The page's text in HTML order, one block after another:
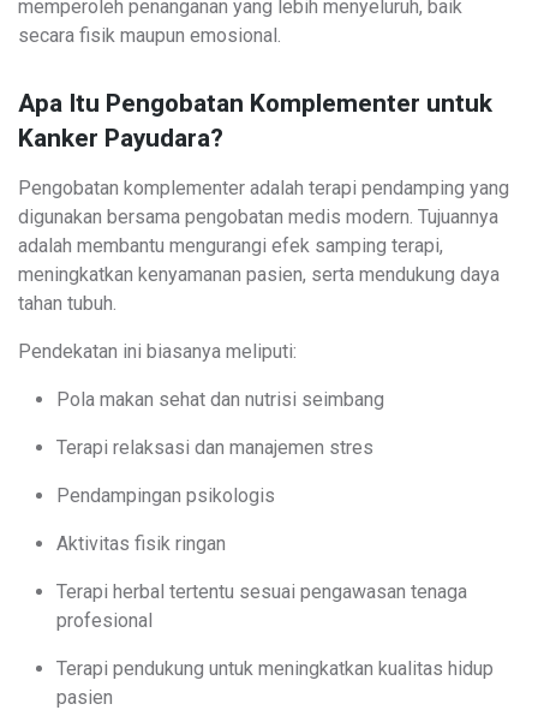
memperoleh penanganan yang lebih menyeluruh, baik
secara fisik maupun emosional.
Apa Itu Pengobatan Komplementer untuk
Kanker Payudara?
Pengobatan komplementer adalah terapi pendamping yang
digunakan bersama pengobatan medis modern. Tujuannya
adalah membantu mengurangi efek samping terapi,
meningkatkan kenyamanan pasien, serta mendukung daya
tahan tubuh.
Pendekatan ini biasanya meliputi:
Pola makan sehat dan nutrisi seimbang
Terapi relaksasi dan manajemen stres
Pendampingan psikologis
Aktivitas fisik ringan
Terapi herbal tertentu sesuai pengawasan tenaga
profesional
Terapi pendukung untuk meningkatkan kualitas hidup
pasien